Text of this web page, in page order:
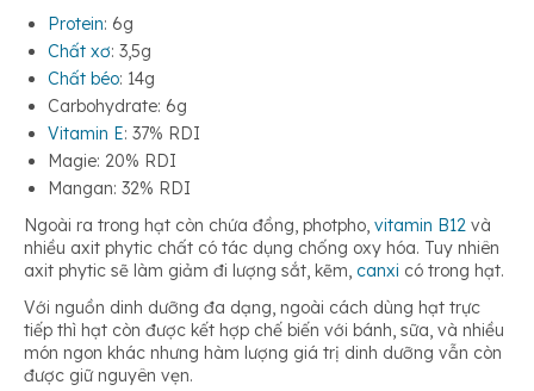
Protein: 6g
Chất xơ: 3,5g
Chất béo: 14g
Carbohydrate: 6g
Vitamin E: 37% RDI
Magie: 20% RDI
Mangan: 32% RDI
Ngoài ra trong hạt còn chứa đồng, photpho, vitamin B12 và
nhiều axit phytic chất có tác dụng chống oxy hóa. Tuy nhiên
axit phytic sẽ làm giảm đi lượng sắt, kẽm, canxi có trong hạt.
Với nguồn dinh dưỡng đa dạng, ngoài cách dùng hạt trực
tiếp thì hạt còn được kết hợp chế biến với bánh, sữa, và nhiều
món ngon khác nhưng hàm lượng giá trị dinh dưỡng vẫn còn
được giữ nguyên vẹn.